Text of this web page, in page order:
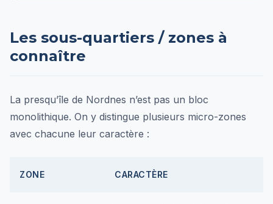
Les sous-quartiers / zones à
connaître
La presqu’île de Nordnes n’est pas un bloc
monolithique. On y distingue plusieurs micro-zones
avec chacune leur caractère :
ZONE CARACTÈRE